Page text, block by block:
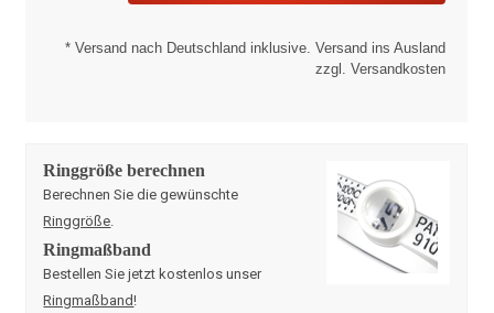
* Versand nach Deutschland inklusive. Versand ins Ausland
zzgl. Versandkosten
Ringgröße berechnen
Berechnen Sie die gewünschte
Ringgröße
Ringmaßband
Bestellen Sie jetzt kostenlos unser
Ringmaßband!